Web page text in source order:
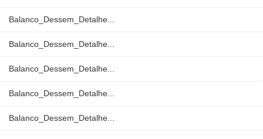
Balanco_Dessem_Detalhe...
Balanco_Dessem_Detalhe...
Balanco_Dessem_Detalhe...
Balanco_Dessem_Detalhe...
Balanco_Dessem_Detalhe...